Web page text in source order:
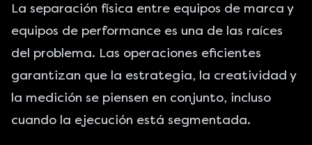
La separación física entre equipos de marca y
equipos de performance es una de las raíces
del problema. Las operaciones eficientes
garantizan que la estrategia, la creatividad y
la medición se piensen en conjunto, incluso
cuando la ejecución está segmentada.